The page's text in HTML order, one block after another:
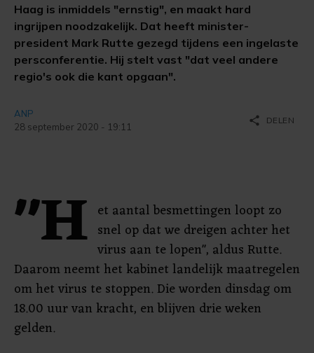
Haag is inmiddels "ernstig", en maakt hard
ingrijpen noodzakelijk. Dat heeft minister-
president Mark Rutte gezegd tijdens een ingelaste
persconferentie. Hij stelt vast "dat veel andere
regio's ook die kant opgaan".
ANP
28 september 2020 - 19:11
share DELEN
"H et aantal besmettingen loopt zo
snel op dat we dreigen achter het
virus aan te lopen", aldus Rutte.
Daarom neemt het kabinet landelijk maatregelen
om het virus te stoppen. Die worden dinsdag om
18.00 uur van kracht, en blijven drie weken
gelden.